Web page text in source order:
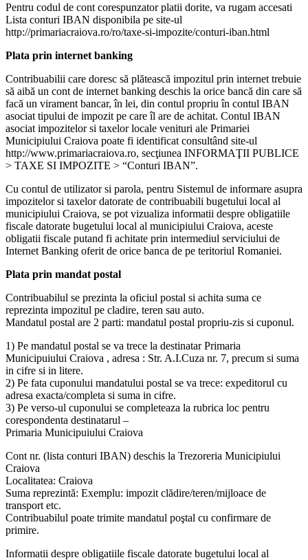
Pentru codul de cont corespunzator platii dorite, va rugam accesati
Lista conturi IBAN disponibila pe site-ul
http://primariacraiova.ro/ro/taxe-si-impozite/conturi-iban.html
Plata prin internet banking
Contribuabilii care doresc să plătească impozitul prin internet trebuie
să aibă un cont de internet banking deschis la orice bancă din care să
facă un virament bancar, în lei, din contul propriu în contul IBAN
asociat tipului de impozit pe care îl are de achitat. Contul IBAN
asociat impozitelor si taxelor locale venituri ale Primariei
Municipiului Craiova poate fi identificat consultând site-ul
http://www.primariacraiova.ro, secţiunea INFORMAŢII PUBLICE
> TAXE SI IMPOZITE > “Conturi IBAN”.
Cu contul de utilizator si parola, pentru Sistemul de informare asupra
impozitelor si taxelor datorate de contribuabili bugetului local al
municipiului Craiova, se pot vizualiza informatii despre obligatiile
fiscale datorate bugetului local al municipiului Craiova, aceste
obligatii fiscale putand fi achitate prin intermediul serviciului de
Internet Banking oferit de orice banca de pe teritoriul Romaniei.
Plata prin mandat postal
Contribuabilul se prezinta la oficiul postal si achita suma ce
reprezinta impozitul pe cladire, teren sau auto.
Mandatul postal are 2 parti: mandatul postal propriu-zis si cuponul.
1) Pe mandatul postal se va trece la destinatar Primaria
Municipuiului Craiova , adresa : Str. A.I.Cuza nr. 7, precum si suma
in cifre si in litere.
2) Pe fata cuponului mandatului postal se va trece: expeditorul cu
adresa exacta/completa si suma in cifre.
3) Pe verso-ul cuponului se completeaza la rubrica loc pentru
corespondenta destinatarul –
Primaria Municipuiului Craiova
Cont nr. (lista conturi IBAN) deschis la Trezoreria Municipiului
Craiova
Localitatea: Craiova
Suma reprezintă: Exemplu: impozit clădire/teren/mijloace de
transport etc.
Contribuabilul poate trimite mandatul poştal cu confirmare de
primire.
Informatii despre obligatiile fiscale datorate bugetului local al